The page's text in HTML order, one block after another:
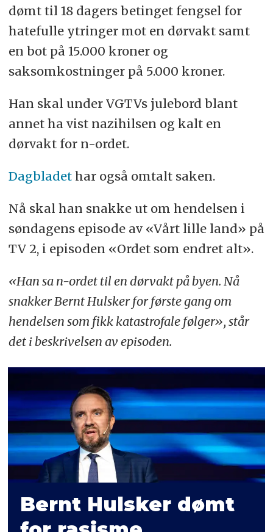
dømt til 18 dagers betinget fengsel for
hatefulle ytringer mot en dørvakt samt
en bot på 15.000 kroner og
saksomkostninger på 5.000 kroner.
Han skal under VGTVs julebord blant
annet ha vist nazihilsen og kalt en
dørvakt for n-ordet.
Dagbladethar også omtalt saken.
Nå skal han snakke ut om hendelsen i
søndagens episode av «Vårt lille land» på
TV 2, i episoden «Ordet som endret alt».
«Han sa n-ordet til en dørvakt på byen. Nå
snakker Bernt Hulsker for første gang om
hendelsen som fikk katastrofale følger», står
det i beskrivelsen av episoden.
Bernt Hulsker dømt